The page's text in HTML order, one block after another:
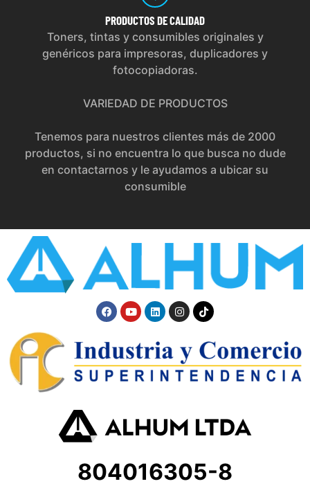
PRODUCTOS DE CALIDAD
Toners, tintas y consumibles originales y
genéricos para impresoras, duplicadores y
fotocopiadoras.
VARIEDAD DE PRODUCTOS
Tenemos para nuestros clientes más de 2000
productos, si no encuentra lo que busca no dude
en contactarnos y le ayudamos a ubicar su
consumible
804016305-8